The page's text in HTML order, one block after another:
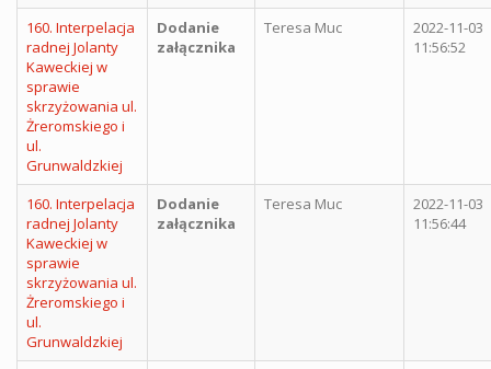
160. Interpelacja
radnej Jolanty
Kaweckiej w
sprawie
skrzyżowania ul.
Żreromskiego i
ul.
Grunwaldzkiej
Dodanie
załącznika
Teresa Muc
2022-11-03
11:56:52
160. Interpelacja
radnej Jolanty
Kaweckiej w
sprawie
skrzyżowania ul.
Żreromskiego i
ul.
Grunwaldzkiej
Dodanie
załącznika
Teresa Muc
2022-11-03
11:56:44